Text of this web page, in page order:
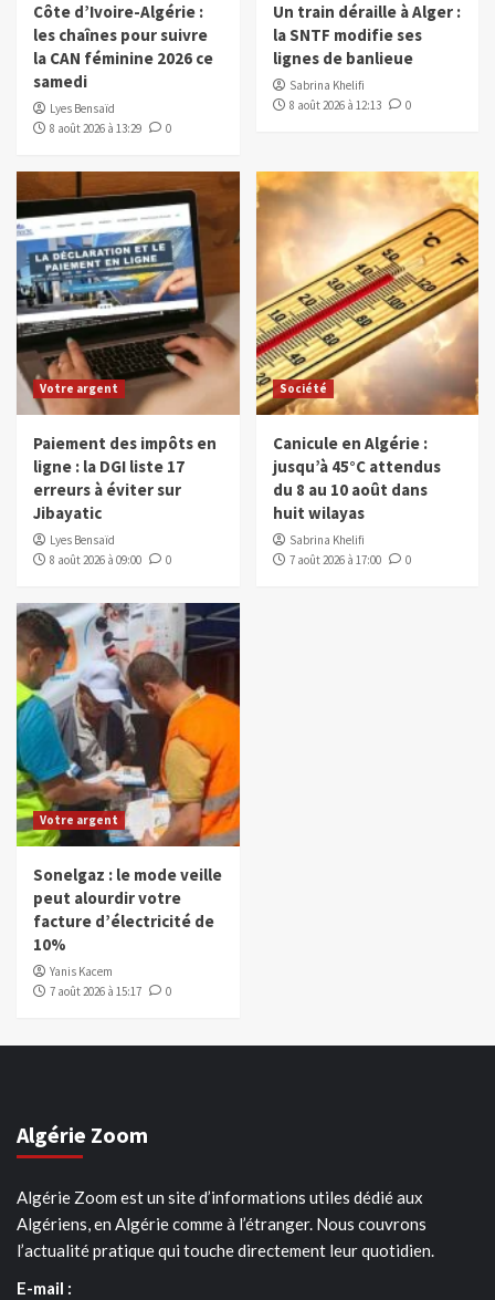
Côte d’Ivoire-Algérie :
les chaînes pour suivre
la CAN féminine 2026 ce
samedi
Lyes Bensaïd
8 août 2026 à 13:29
0
Un train déraille à Alger :
la SNTF modifie ses
lignes de banlieue
Sabrina Khelifi
8 août 2026 à 12:13
0
Votre argent
Paiement des impôts en
ligne : la DGI liste 17
erreurs à éviter sur
Jibayatic
Lyes Bensaïd
8 août 2026 à 09:00
0
Société
Canicule en Algérie :
jusqu’à 45°C attendus
du 8 au 10 août dans
huit wilayas
Sabrina Khelifi
7 août 2026 à 17:00
0
Votre argent
Sonelgaz : le mode veille
peut alourdir votre
facture d’électricité de
10%
Yanis Kacem
7 août 2026 à 15:17
0
Algérie Zoom
Algérie Zoom est un site d’informations utiles dédié aux
Algériens, en Algérie comme à l’étranger. Nous couvrons
l’actualité pratique qui touche directement leur quotidien.
E-mail :